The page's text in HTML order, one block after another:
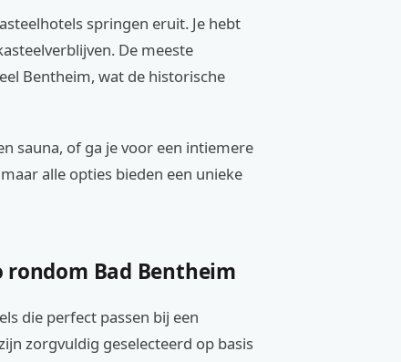
springen eruit. Je hebt
De meeste
Bentheim, wat de historische
sauna, of ga je voor een intiemere
alle opties bieden een unieke
rondom Bad Bentheim
die perfect passen bij een
zorgvuldig geselecteerd op basis